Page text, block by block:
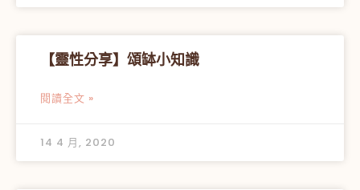
【靈性分享】頌缽小知識
閱讀全文 »
14 4 月, 2020